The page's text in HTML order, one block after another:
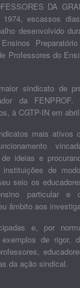
DA
escassos
desenvolvido
Professores do
sindicato de
da FENPROF.
à CGTP-IN em
mais ativos
ideias e
de
seio os
particular e
âmbito aos
e, por
de rigor,
da ação sindical.